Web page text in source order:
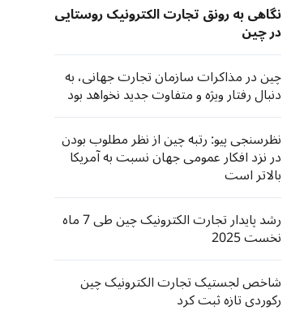
نگاهی به رونق تجارت الکترونیک روستایی
در چین
چین در مذاکرات سازمان تجارت جهانی، به
دنبال رفتار ویژه و متفاوت جدید نخواهد بود
نظرسنجی پیو: رتبه چین از نظر مطلوب بودن
در نزد افکار عمومی جهان نسبت به آمریکا
بالاتر است
رشد پایدار تجارت الکترونیک چین طی 7 ماه
نخست 2025
شاخص لجستیک تجارت الکترونیک چین
رکوردی تازه ثبت کرد